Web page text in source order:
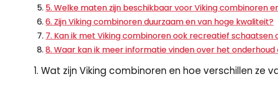
5. Welke maten zijn beschikbaar voor Viking combinoren
6. Zijn Viking combinoren duurzaam en van hoge kwaliteit?
7. Kan ik met Viking combinoren ook recreatief schaatsen
8. Waar kan ik meer informatie vinden over het
1. Wat zijn Viking combinoren en hoe verschillen ze